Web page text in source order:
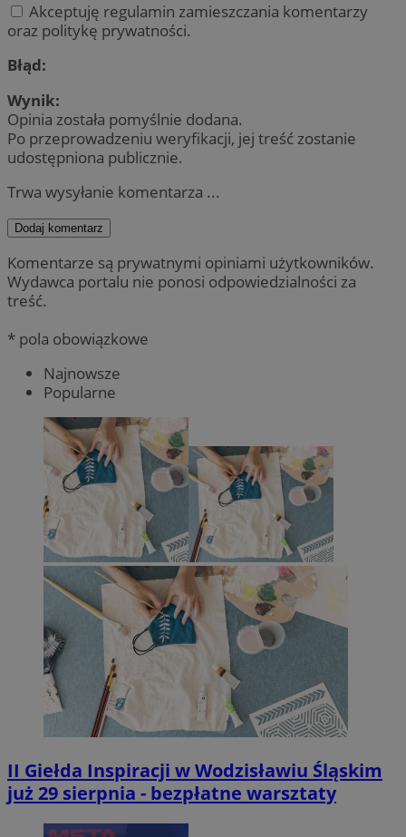
Akceptuję regulamin zamieszczania komentarzy
oraz politykę prywatności.
Błąd:
Wynik:
Opinia została pomyślnie dodana.
Po przeprowadzeniu weryfikacji, jej treść zostanie
udostępniona publicznie.
Trwa wysyłanie komentarza ...
Dodaj komentarz
Komentarze są prywatnymi opiniami użytkowników.
Wydawca portalu nie ponosi odpowiedzialności za
treść.
* pola obowiązkowe
Najnowsze
Popularne
II Giełda Inspiracji w Wodzisławiu Śląskim
już 29 sierpnia - bezpłatne warsztaty